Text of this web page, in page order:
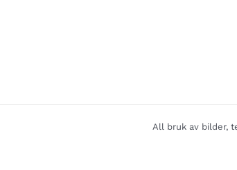
All bruk av bilder,